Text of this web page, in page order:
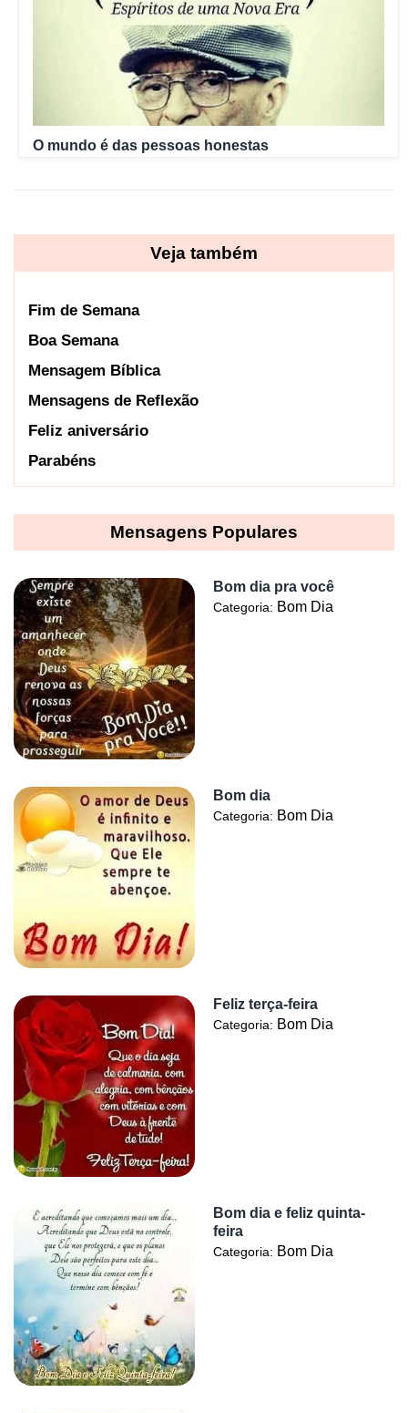
O mundo é das pessoas honestas
Veja também
Fim de Semana
Boa Semana
Mensagem Bíblica
Mensagens de Reflexão
Feliz aniversário
Parabéns
Mensagens Populares
Bom dia pra você
Categoria: Bom Dia
Bom dia
Categoria: Bom Dia
Feliz terça-feira
Categoria: Bom Dia
Bom dia e feliz quinta-
feira
Categoria: Bom Dia